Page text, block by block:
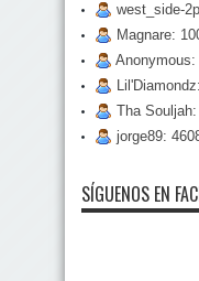
west_side-
Magnare:
Tha
jorge89:
SÍGUENOS EN